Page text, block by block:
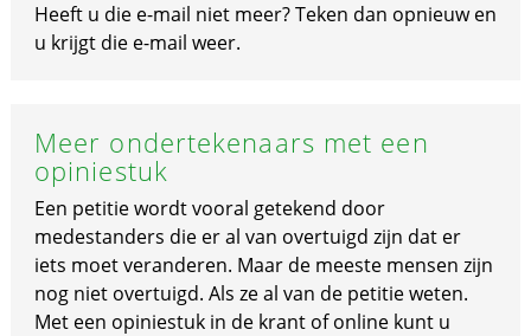
Heeft u die e-mail niet meer? Teken dan opnieuw en
u krijgt die e-mail weer.
Meer ondertekenaars met een
opiniestuk
Een petitie wordt vooral getekend door
medestanders die er al van overtuigd zijn dat er
iets moet veranderen. Maar de meeste mensen zijn
nog niet overtuigd. Als ze al van de petitie weten.
Met een opiniestuk in de krant of online kunt u